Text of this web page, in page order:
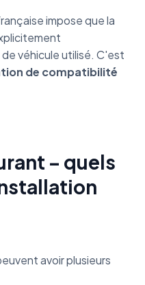
impose que la
véhicule utilisé. C'est
de compatibilité
– quels
avoir plusieurs